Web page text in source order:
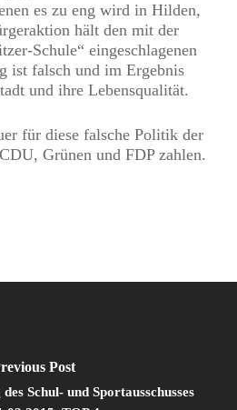
es zu eng wird in Hilden,
hält den mit der
Schule“ eingeschlagenen
ist falsch und im Ergebnis
und ihre Lebensqualität.
für diese falsche Politik der
Grünen und FDP zahlen.
Post
Schul- und Sportausschusses